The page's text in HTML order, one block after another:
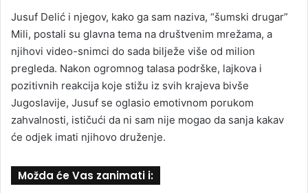
Jusuf Delić i njegov, kako ga sam naziva, “šumski drugar”
Mili, postali su glavna tema na društvenim mrežama, a
njihovi video-snimci do sada bilježe više od milion
pregleda. Nakon ogromnog talasa podrške, lajkova i
pozitivnih reakcija koje stižu iz svih krajeva bivše
Jugoslavije, Jusuf se oglasio emotivnom porukom
zahvalnosti, ističući da ni sam nije mogao da sanja kakav
će odjek imati njihovo druženje.
Možda će Vas zanimati i: